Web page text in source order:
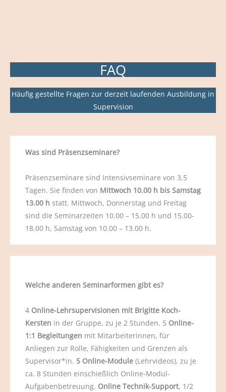
FAQ
Häufig gestellte Fragen zur derzeit laufenden Ausbildung in
Supervision
Was sind Präsenzseminare?
Präsenzseminare sind Intensivseminare von 3,5
Tagen. Sie finden von Mittwoch 10.00 h bis Samstag
13.00 h statt. Mittwoch, Donnerstag und Freitag
sind die Seminarzeiten 10.00 – 15.00 h und 15.00-
18.00 h, Samstag von 10.00 – 13.00 h.
Welche anderen Seminarformen gibt es?
4 Online-Lehrsupervisionen mit Brigitte Koch-
Kersten in der Gruppe, zu je 2 Stunden. 5 Online-
1:1 Begleitungen mit Mitarbeiterinnen, für
Anliegen zur Rolle, Fähigkeiten und Grenzen als
Supervisor*in. 5 Online-Module (Lehrvideos), zu je
ca. 8 Stunden einschießlich Online-Modul-
Aufgabenbetreuung. Online Technik-Support, 1/2